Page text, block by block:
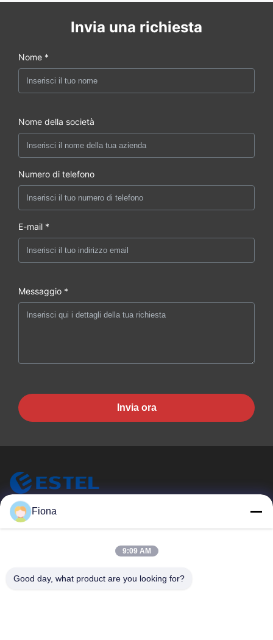
Invia una richiesta
Nome *
Nome della società
Numero di telefono
E-mail *
Messaggio *
Invia ora
ESTEL (GUANGDONG) TECHNOLOGY CO., LTD.
Casa.
Nuovo
Fiona
9:09 AM
Good day, what product are you looking for?